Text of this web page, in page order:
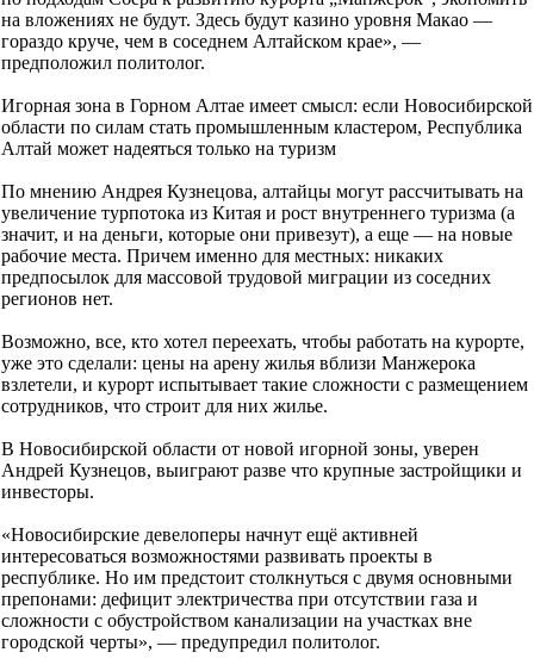
на вложениях не будут. Здесь будут казино уровня Макао —
гораздо круче, чем в соседнем Алтайском крае», —
предположил политолог.
Игорная зона в Горном Алтае имеет смысл: если Новосибирской
области по силам стать промышленным кластером, Республика
Алтай может надеяться только на туризм
По мнению Андрея Кузнецова, алтайцы могут рассчитывать на
увеличение турпотока из Китая и рост внутреннего туризма (а
значит, и на деньги, которые они привезут), а еще — на новые
рабочие места. Причем именно для местных: никаких
предпосылок для массовой трудовой миграции из соседних
регионов нет.
Возможно, все, кто хотел переехать, чтобы работать на курорте,
уже это сделали: цены на арену жилья вблизи Манжерока
взлетели, и курорт испытывает такие сложности с размещением
сотрудников, что строит для них жилье.
В Новосибирской области от новой игорной зоны, уверен
Андрей Кузнецов, выиграют разве что крупные застройщики и
инвесторы.
«Новосибирские девелоперы начнут ещё активней
интересоваться возможностями развивать проекты в
республике. Но им предстоит столкнуться с двумя основными
препонами: дефицит электричества при отсутствии газа и
сложности с обустройством канализации на участках вне
городской черты», — предупредил политолог.